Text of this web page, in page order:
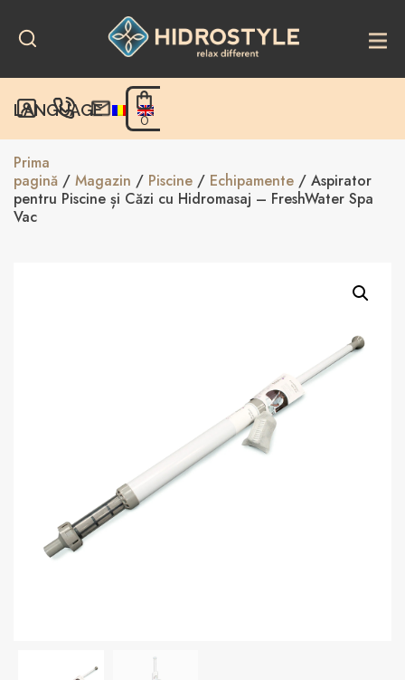
content
LANGUAGE
0
Prima
pagină / Magazin / Piscine / Echipamente / Aspirator
pentru Piscine și Căzi cu Hidromasaj – FreshWater Spa
Vac